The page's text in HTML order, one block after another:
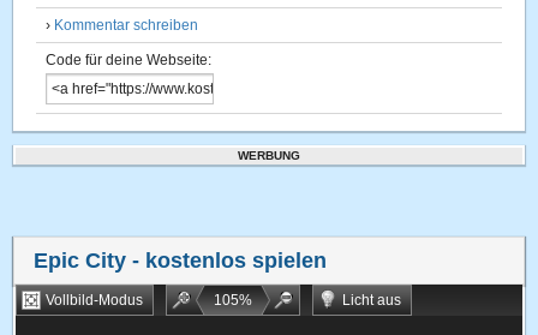
› Kommentar schreiben
Code für deine Webseite:
WERBUNG
Epic City - kostenlos spielen
Vollbild-Modus 105%
Licht aus